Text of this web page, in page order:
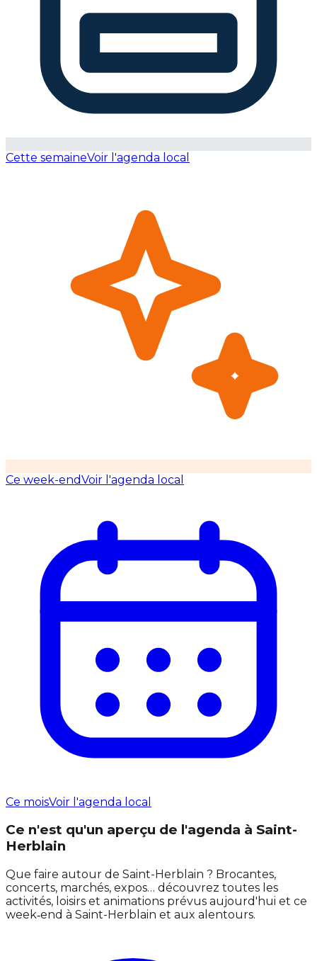
Cette semaineVoir l'agenda local
Ce week-endVoir l'agenda local
Ce moisVoir l'agenda local
Ce n'est qu'un aperçu de l'agenda à Saint-
Herblain
Que faire autour de Saint-Herblain ? Brocantes,
concerts, marchés, expos… découvrez toutes les
activités, loisirs et animations prévus aujourd'hui et ce
week‑end à Saint-Herblain et aux alentours.